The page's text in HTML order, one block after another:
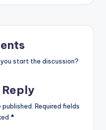
start the discussion?
Required fields
*